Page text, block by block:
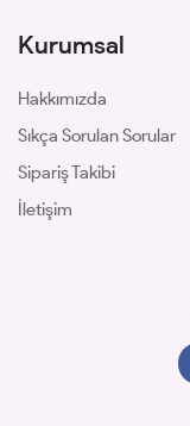
Kurumsal
Hakkımızda
Sıkça Sorulan Sorular
Sipariş Takibi
İletişim